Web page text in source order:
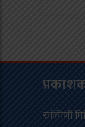
रुक्मिणी